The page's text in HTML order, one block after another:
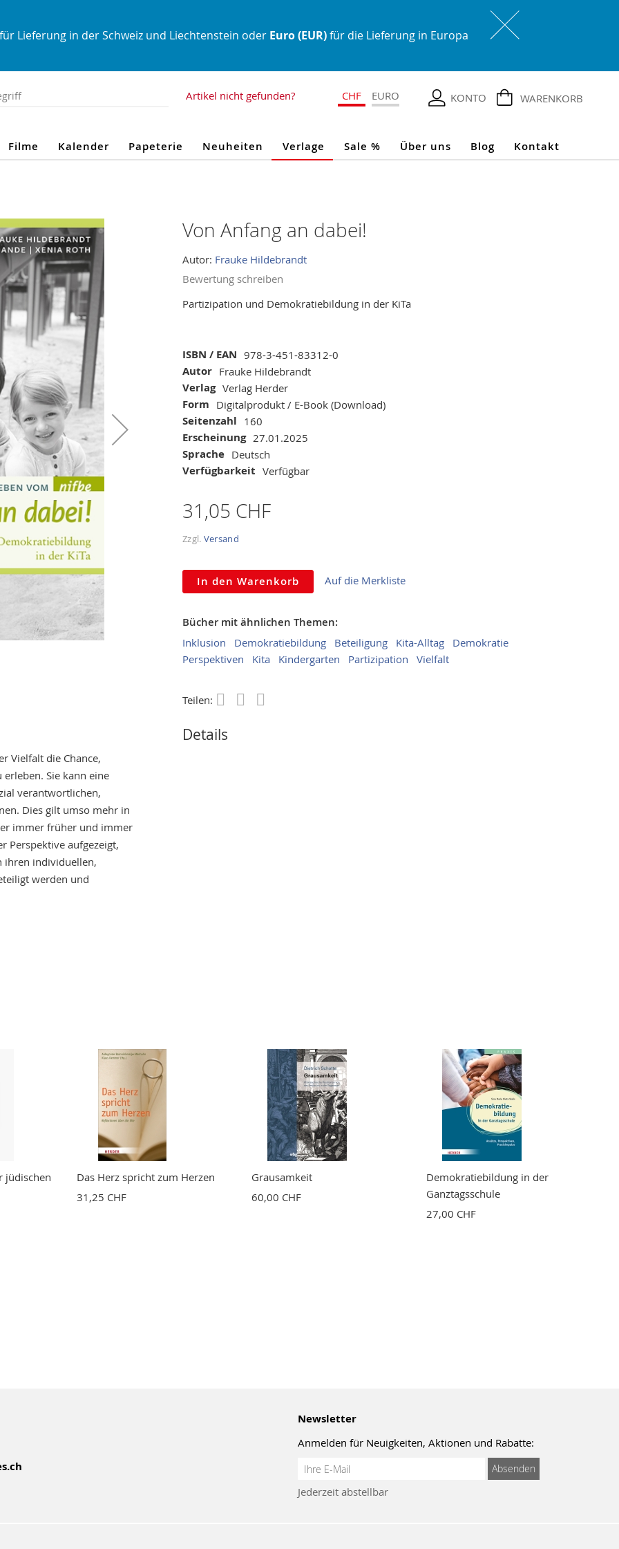
für Lieferung in der Schweiz und Liechtenstein oder Euro (EUR)für die Lieferung in Europa
WARENKORB
KONTO
Artikel nicht gefunden? CHF EURO
Filme Kalender Papeterie Neuheiten Verlage Sale % Über uns Blog Kontakt
Von Anfang an dabei!
Autor: Frauke Hildebrandt
Bewertung schreiben
Partizipation und Demokratiebildung in der KiTa
Mehr
Informationen
ISBN / EAN 978-3-451-83312-0
Autor Frauke Hildebrandt
Verlag Verlag Herder
Form Digitalprodukt / E-Book (Download)
Seitenzahl 160
Erscheinung 27.01.2025
Sprache Deutsch
Verfügbarkeit Verfügbar
31,05 CHF
Zzgl. Versand
In den Warenkorb Auf die Merkliste
Bücher mit ähnlichen Themen:
Inklusion Demokratiebildung Beteiligung Kita-Alltag
Demokratie
Perspektiven
Kita Kindergarten Partizipation Vielfalt
Teilen:
Vielfalt die Chance,
Sie kann eine
verantwortlichen,
Dies gilt umso mehr in
immer früher und immer
Perspektive aufgezeigt,
ihren individuellen,
werden und
Details
jüdischen
Das Herz spricht zum Herzen
31,25 CHF
Grausamkeit
60,00 CHF
Demokratiebildung in der
Ganztagsschule
27,00 CHF
Newsletter
Anmelden für Neuigkeiten, Aktionen und Rabatte:
Anmeldung
Newsletter:
Absenden
Jederzeit abstellbar